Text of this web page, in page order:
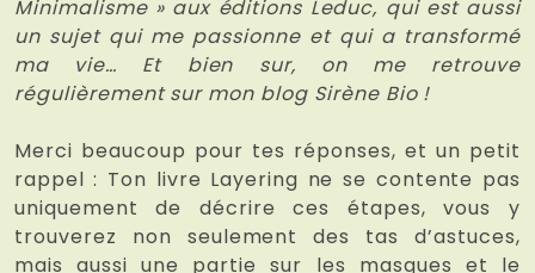
Minimalisme » aux éditions Leduc, qui est aussi
un sujet qui me passionne et qui a transformé
ma vie… Et bien sur, on me retrouve
régulièrement sur mon blog Sirène Bio !
Merci beaucoup pour tes réponses, et un petit
rappel : Ton livre Layering ne se contente pas
uniquement de décrire ces étapes, vous y
trouverez non seulement des tas d’astuces,
mais aussi une partie sur les masques et le